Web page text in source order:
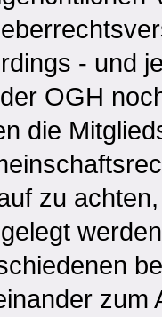
- und
OGH
die
zu
zum